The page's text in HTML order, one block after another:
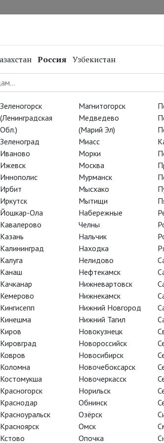
. Балет открывает новый
балерина Большого
террибль русского
Нуреевым.
на прямую трансляцию
Россия Узбекистан
Зеленогорск
(Ленинградская
Обл.)
Зеленоград
Иваново
Ижевск
Иннополис
Ирбит
Иркутск
Йошкар-Ола
Кавалерово
Казань
Калининград
Калуга
Канаш
Качканар
Кемерово
Кингисепп
Кинешма
Киров
Кировград
Ковров
Коломна
Костомукша
Красногорск
Краснодар
Красноуральск
Красноярск
Кстово
Магнитогорск
Медведево
(Марий Эл)
Миасс
Морки
Москва
Мурманск
Мысхако
Мытищи
Набережные
Челны
Нальчик
Находка
Нелидово
Нефтекамск
Нижневартовск
Нижнекамск
Нижний Новгород
Нижний Тагил
Новокузнецк
Новороссийск
Новосибирск
Новочебоксарск
Новочеркасск
Норильск
Обнинск
Озёрск
Омск
Опочка